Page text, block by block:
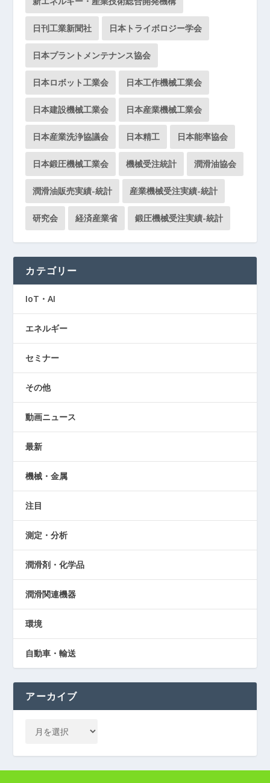
日刊工業新聞社 日本トライボロジー学会
日本プラントメンテナンス協会
日本ロボット工業会 日本工作機械工業会
日本建設機械工業会 日本産業機械工業会
日本産業洗浄協議会 日本精工 日本能率協会
日本鍛圧機械工業会 機械受注統計 潤滑油協会
潤滑油販売実績-統計 産業機械受注実績-統計
研究会 経済産業省 鍛圧機械受注実績-統計
カテゴリー
IoT・AI
エネルギー
セミナー
その他
動画ニュース
最新
機械・金属
注目
測定・分析
潤滑剤・化学品
潤滑関連機器
環境
自動車・輸送
アーカイブ